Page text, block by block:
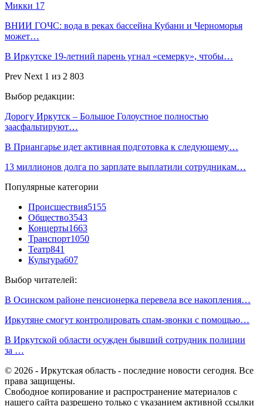
Микки 17
ВНИИ ГОЧС: вода в реках бассейна Кубани и Черноморья
может…
В Иркутске 19-летний парень угнал «семерку», чтобы…
Prev Next 1 из 2 803
Выбор редакции:
Дорогу Иркутск – Большое Голоустное полностью
заасфальтируют…
В Приангарье идет активная подготовка к следующему…
13 миллионов долга по зарплате выплатили сотрудникам…
Популярные категории
Происшествия5155
Общество3543
Концерты1663
Транспорт1050
Театр841
Культура607
Выбор читателей:
В Осинском районе пенсионерка перевела все накопления…
Иркутяне смогут контролировать спам-звонки с помощью…
В Иркутской области осужден бывший сотрудник полиции
за …
© 2026 - Иркутская область - последние новости сегодня. Все
права защищены.
Свободное копирование и распространение материалов с
нашего сайта разрешено только с указанием активной ссылки